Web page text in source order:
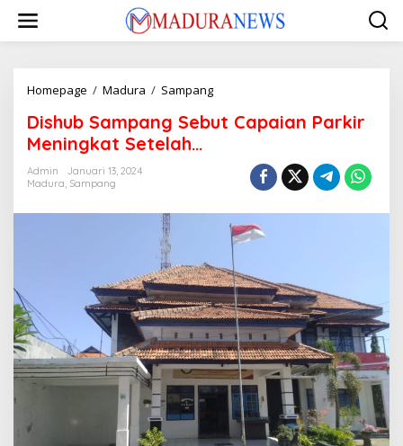
konten
Homepage / Madura / SampangDishub
Sebut
Meningkat
Setelah…
Dishub Sampang Sebut Capaian Parkir
Meningkat Setelah…
Admin
Januari 13, 2024
Madura, Sampang